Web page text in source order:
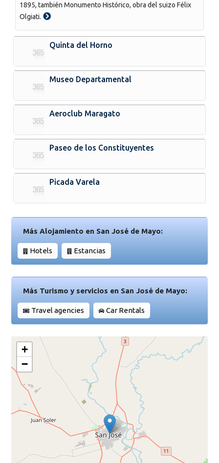
1895, también Monumento Histórico, obra del suizo Félix
Olgiati.
Quinta del Horno
Museo Departamental
Aeroclub Maragato
Paseo de los Constituyentes
Picada Varela
Más Alojamiento en San José de Mayo:
Hotels Estancias
Más Turismo y servicios en San José de Mayo:
Travel agencies Car Rentals
+
−